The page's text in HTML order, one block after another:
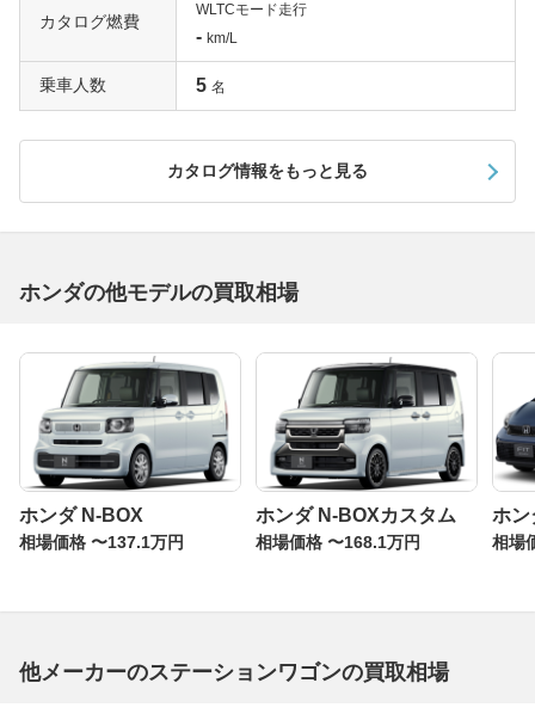
カタログ燃費
WLTCモード走行
- km/L
乗車人数 5 名
カタログ情報をもっと見る
ホンダの他モデルの買取相場
ホンダ N-BOX
相場価格 〜137.1万円
ホンダ N-BOXカスタム
相場価格 〜168.1万円
ホン
相場
他メーカーのステーションワゴンの買取相場